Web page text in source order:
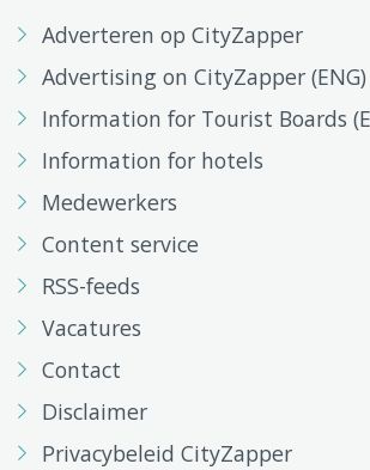
Adverteren op CityZapper
Advertising on CityZapper (ENG)
Information for Tourist Boards
Information for hotels
Medewerkers
Content service
RSS-feeds
Vacatures
Contact
Disclaimer
Privacybeleid CityZapper